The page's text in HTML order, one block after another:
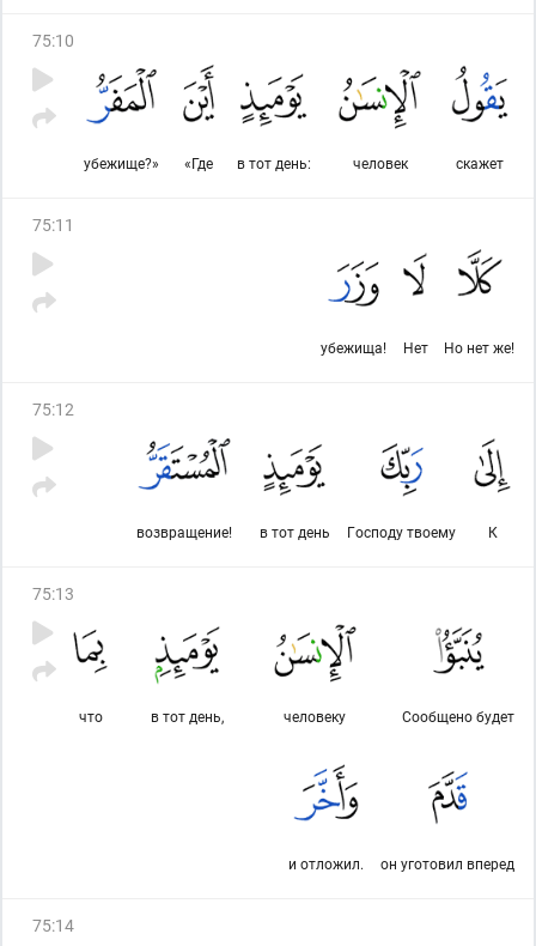
75:10
скажет
человек
в тот день:
«Где
убежище?»
75:11
Но нет же!
Нет
убежища!
75:12
К
Господу твоему
в тот день
возвращение!
75:13
Сообщено будет
человеку
в тот день,
что
он уготовил вперед
и отложил.
75:14